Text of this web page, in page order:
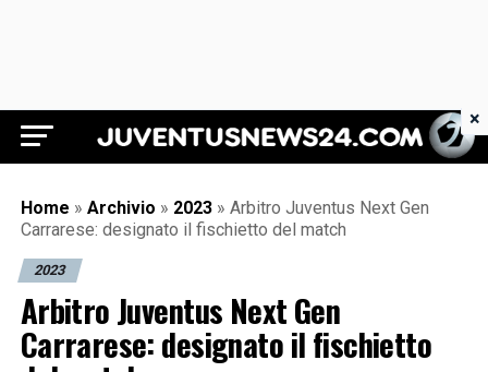
Juventus News 24
Home » Archivio » 2023 » Arbitro Juventus Next Gen
Carrarese: designato il fischietto del match
2023
Arbitro Juventus Next Gen
Carrarese: designato il fischietto
×